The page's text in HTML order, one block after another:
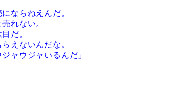
ならねえんだ。
れない。
だ。
えないんだな。
ャウジャいるんだ」